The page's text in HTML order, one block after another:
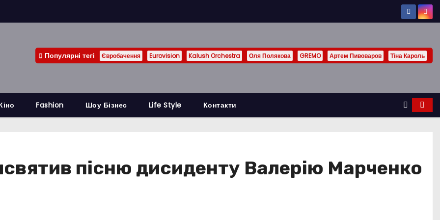
Популярні тегі Євробачення Eurovision Kalush Orchestra Оля Полякова GREMO Артем Пивоваров Тіна Кароль
Fashion Шоу Бізнес Life Style Контакти
пісню дисиденту Валерію Марченко